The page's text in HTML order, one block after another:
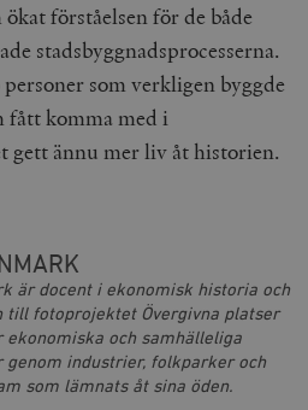
förståelsen för de både
stadsbyggnadsprocesserna.
som verkligen byggde
fått komma med i
gett ännu mer liv åt historien.
är docent i ekonomisk historia och
till fotoprojektet Övergivna platser
ekonomiska och samhälleliga
genom industrier, folkparker och
som lämnats åt sina öden.
Inc.
timbro.se
Cloudflare